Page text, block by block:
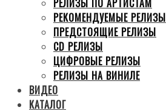
РЕЛИЗЫ ПО АРТИСТАМ
РЕКОМЕНДУЕМЫЕ РЕЛИЗЫ
ПРЕДСТОЯЩИЕ РЕЛИЗЫ
CD РЕЛИЗЫ
ЦИФРОВЫЕ РЕЛИЗЫ
РЕЛИЗЫ НА ВИНИЛЕ
ВИДЕО
КАТАЛОГ